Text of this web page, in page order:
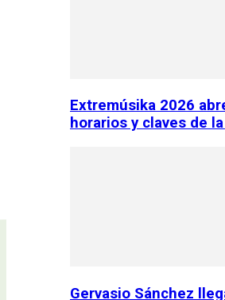
Extremúsika 2026
horarios y claves de
Gervasio Sánchez